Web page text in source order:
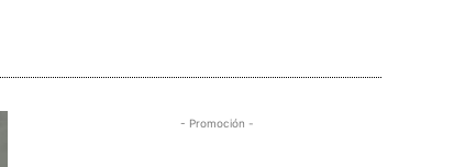
- Promoción -